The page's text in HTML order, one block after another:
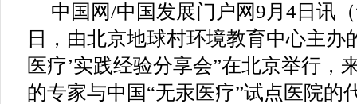
中国网/中国发展门户网9月4日讯
日，由北京地球村环境教育中心主
医疗’实践经验分享会”在北京举行，
的专家与中国“无汞医疗”试点医院的